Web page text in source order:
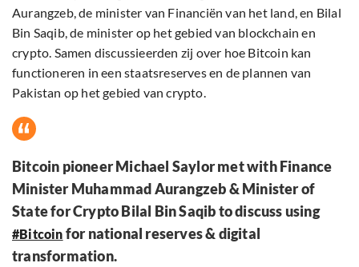
Aurangzeb, de minister van Financiën van het land, en Bilal
Bin Saqib, de minister op het gebied van blockchain en
crypto. Samen discussieerden zij over hoe Bitcoin kan
functioneren in een staatsreserves en de plannen van
Pakistan op het gebied van crypto.
Bitcoin pioneer Michael Saylor met with Finance
Minister Muhammad Aurangzeb & Minister of
State for Crypto Bilal Bin Saqib to discuss using
#Bitcoin for national reserves & digital
transformation.